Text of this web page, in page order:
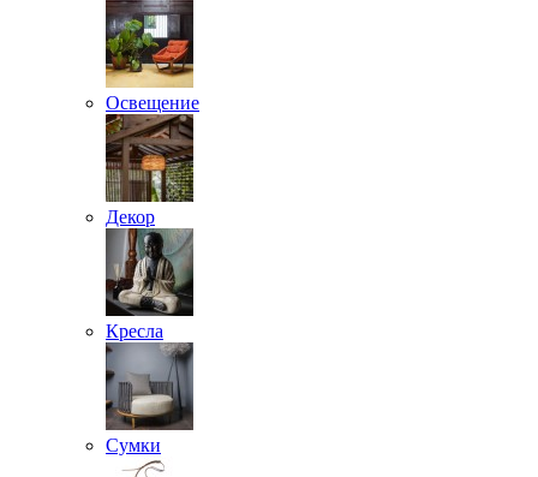
Освещение
Декор
Кресла
Сумки